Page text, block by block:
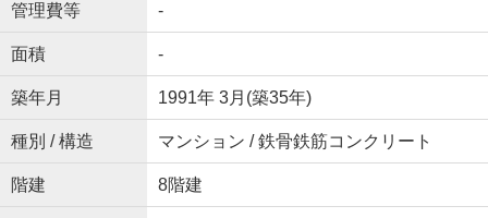
管理費等 -
面積 -
築年月 1991年 3月(築35年)
種別 / 構造 マンション / 鉄骨鉄筋コンクリート
階建 8階建